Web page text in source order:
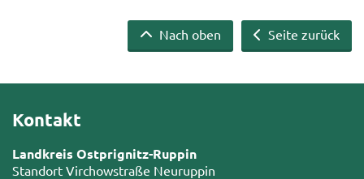
Seite zurück
Nach oben
Kontakt
Landkreis Ostprignitz-Ruppin
Standort Virchowstraße Neuruppin